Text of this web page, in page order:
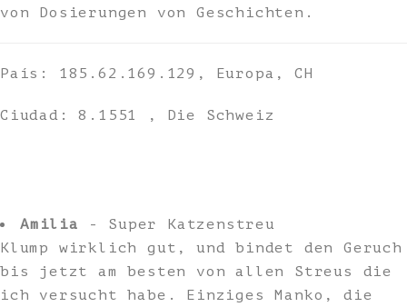
von Dosierungen von Geschichten.
País: 185.62.169.129, Europa, CH
Ciudad: 8.1551 , Die Schweiz
Amilia
- Super Katzenstreu
Klump wirklich gut, und bindet den Geruch
bis jetzt am besten von allen Streus die
ich versucht habe. Einziges Manko, die